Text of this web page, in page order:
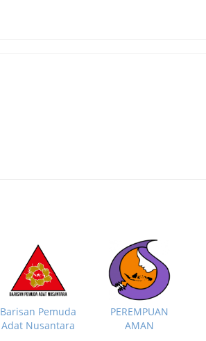
Barisan Pemuda
Adat Nusantara
PEREMPUAN
AMAN